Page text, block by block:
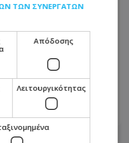
κάθε μέρα για
μιας
- Τα 4 απρόσμενα
ΤΩΝ ΣΥΝΕΡΓΑΤΏΝ
Απόδοσης
Λειτουργικότητας